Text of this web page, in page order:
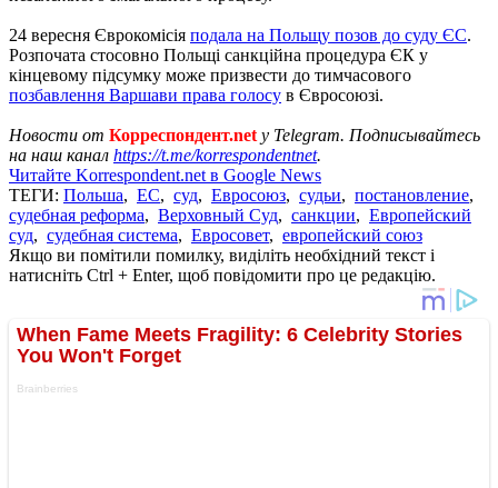
24 вересня Єврокомісія подала на Польщу позов до суду ЄС.
Розпочата стосовно Польщі санкційна процедура ЄК у
кінцевому підсумку може призвести до тимчасового
позбавлення Варшави права голосу в Євросоюзі.
Новости от Корреспондент.net у Telegram. Подписывайтесь
на наш канал https://t.me/korrespondentnet.
Читайте Korrespondent.net в Google News
ТЕГИ: Польша, ЕС, суд, Евросоюз, судьи, постановление,
судебная реформа, Верховный Суд, санкции, Европейский
суд, судебная система, Евросовет, европейский союз
Якщо ви помітили помилку, виділіть необхідний текст і
натисніть Ctrl + Enter, щоб повідомити про це редакцію.